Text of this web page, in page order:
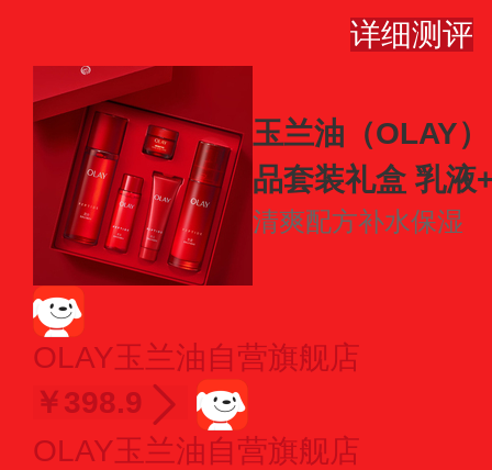
详细测评
玉兰油（OLAY
品套装礼盒 乳液
盒装
清爽配方补水保湿
OLAY玉兰油自营旗舰店
￥398.9
OLAY玉兰油自营旗舰店